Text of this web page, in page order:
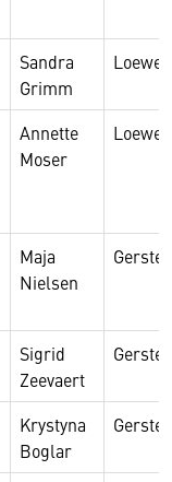
Sandra
Grimm
Loewe
Annette
Moser
Loewe
Maja
Nielsen
Sigrid
Zeevaert
Krystyna
Boglar